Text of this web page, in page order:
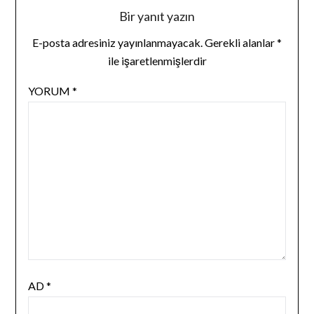
Bir yanıt yazın
E-posta adresiniz yayınlanmayacak.Gerekli alanlar*
ile işaretlenmişlerdir
YORUM *
AD*